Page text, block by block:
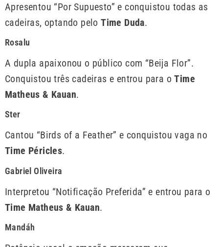
Apresentou “Por Supuesto” e conquistou todas as
cadeiras, optando peloTime Duda.
Rosalu
A dupla apaixonou o público com “Beija Flor”.
Conquistou três cadeiras e entrou para oTime
Matheus & Kauan.
Ster
Cantou “Birds of a Feather” e conquistou vaga no
Time Péricles.
Gabriel Oliveira
Interpretou “Notificação Preferida” e entrou para o
Time Matheus & Kauan.
Mandáh